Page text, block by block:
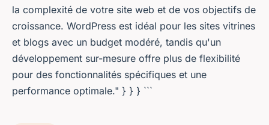
la complexité de votre site web et de vos objectifs de
croissance. WordPress est idéal pour les sites vitrines
et blogs avec un budget modéré, tandis qu'un
développement sur-mesure offre plus de flexibilité
pour des fonctionnalités spécifiques et une
performance optimale." } } } ```